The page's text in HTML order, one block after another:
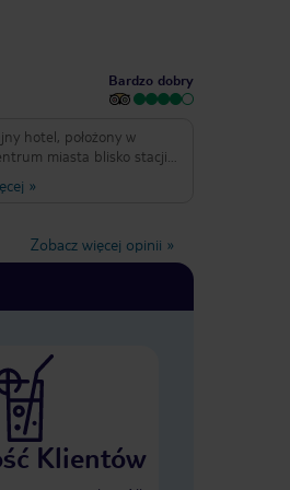
Bardzo dobry
hotel, położony w
miasta blisko stacji
stacji metra oraz
busu bezpośrednio
w mini bar, klimatyzacje i
internet
Oceniając jakość
wg mnie znajomych z
jets to Super miejsce
Neapolu i pobliskich
»
Zobacz więcej opinii »
Klientów